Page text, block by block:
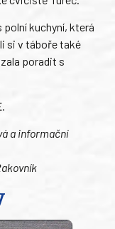
kuchyní, která
si v táboře také
poradit s
a informační